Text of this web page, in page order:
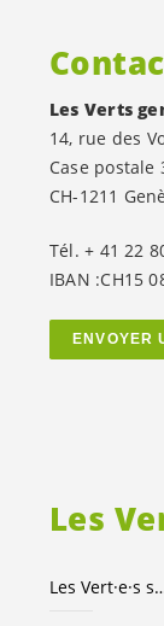
Les
Les Vert·e·s suisses
Les Verts
14, rue des
Case postale
CH-1211
Tél. + 41 22
IBAN :CH15
ENVOYER